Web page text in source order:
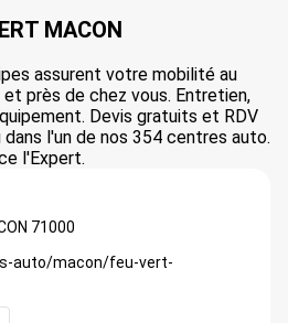
MACON
assurent votre mobilité au
près de chez vous. Entretien,
Devis gratuits et RDV
l'un de nos 354 centres auto.
l'Expert.
71000
auto/macon/feu-vert-